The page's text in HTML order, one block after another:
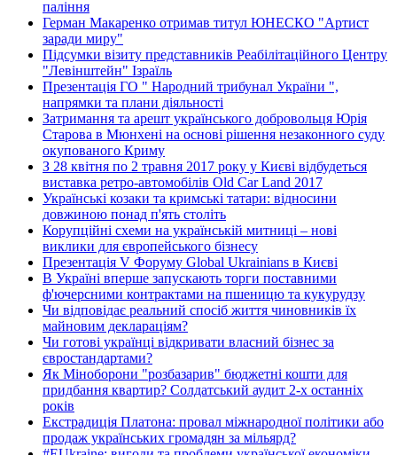
паління
Герман Макаренко отримав титул ЮНЕСКО "Артист
заради миру"
Підсумки візиту представників Реабілітаційного Центру
"Левінштейн" Ізраїль
Презентація ГО " Народний трибунал України ",
напрямки та плани діяльності
Затримання та арешт українського добровольця Юрія
Старова в Мюнхені на основі рішення незаконного суду
окупованого Криму
З 28 квітня по 2 травня 2017 року у Києві відбудеться
виставка ретро-автомобілів Old Car Land 2017
Українські козаки та кримські татари: відносини
довжиною понад п'ять століть
Корупційні схеми на українській митниці – нові
виклики для європейського бізнесу
Презентація V Форуму Global Ukrainians в Києві
В Україні вперше запускають торги поставними
ф'ючерсними контрактами на пшеницю та кукурудзу
Чи відповідає реальний спосіб життя чиновників їх
майновим деклараціям?
Чи готові українці відкривати власний бізнес за
євростандартами?
Як Міноборони "розбазарив" бюджетні кошти для
придбання квартир? Солдатський аудит 2-х останніх
років
Екстрадиція Платона: провал міжнародної політики або
продаж українських громадян за мільярд?